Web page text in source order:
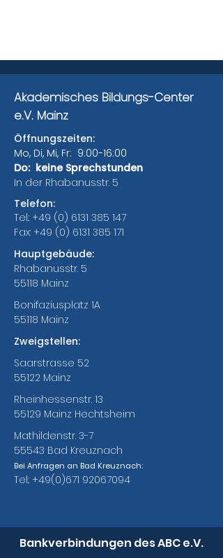
Akademisches Bildungs-Center
e.V. Mainz
Öffnungszeiten:
Mo, Di, Mi, Fr: 9:00-16:00
Do: keine Sprechstunden
In der Rhabanusstr. 5
Telefon:
Tel.: +49 (0) 6131 385 147
Fax: +49 (0) 6131 385 171
Hauptgebäude:
Rhabanusstr. 5
55118 Mainz
Bonifaziusplatz 1A
55118 Mainz
Zweigstellen:
Saarstrasse 52
55122 Mainz
Rheinhessenstr. 13
55129 Mainz Hechtsheim
Mathildenstr. 3-7
55543 Bad Kreuznach
Bei Anfragen an Bad Kreuznach:
Tel.: +49(0)671 92067094
Bankverbindungen des ABC e.V.